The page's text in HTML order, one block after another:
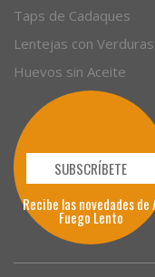
Taps de Cadaques
Lentejas con
Huevos sin Aceite
SUBSCRÍBETE
Recibe las novedades de
Fuego Lento